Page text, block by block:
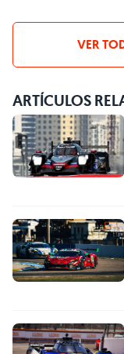
VER
ARTÍCULOS